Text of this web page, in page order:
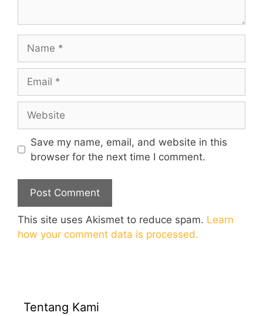
Save my name, email, and website in this
browser for the next time I comment.
This site uses Akismet to reduce spam. Learn
how your comment data is processed.
Tentang Kami